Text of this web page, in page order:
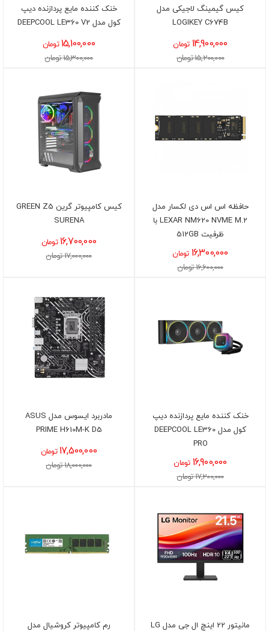
کیس گیمینگ لاجیکی مدل
LOGIKEY C674B
14,900,000 تومان
15,200,000 تومان
خنک کننده مایع پردازنده دیپ
کول مدل DEEPCOOL LE360 V2
15,100,000 تومان
15,300,000 تومان
حافظه اس اس دی لکسار مدل
LEXAR NM620 NVME M.2 با
ظرفیت 512GB
16,300,000 تومان
16,600,000 تومان
کیس کامپیوتر گرین GREEN Z5
SURENA
16,700,000 تومان
17,000,000 تومان
خنک کننده مایع پردازنده دیپ
کول مدل DEEPCOOL LE360
PRO
16,900,000 تومان
17,200,000 تومان
مادربرد ایسوس مدل ASUS
PRIME H610M-K D5
17,500,000 تومان
18,000,000 تومان
مانیتور 22 اینچ ال جی مدل LG رم کامپیوتر کروشیال مدل